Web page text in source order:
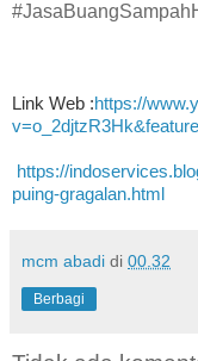
Link Web :https://
https://
puing-gragalan.html
mcm abadi di 00.32
Berbagi